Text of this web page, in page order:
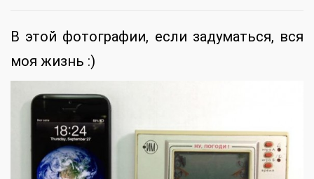
В этой фотографии, если задуматься, вся
моя жизнь :)